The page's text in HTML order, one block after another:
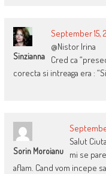
Sinzianna
September 15,
@Nistor Irina
Cred ca
corecta si intreaga era :
Sorin Moroianu
Salut
mi se
aflam. Cand vom incepe